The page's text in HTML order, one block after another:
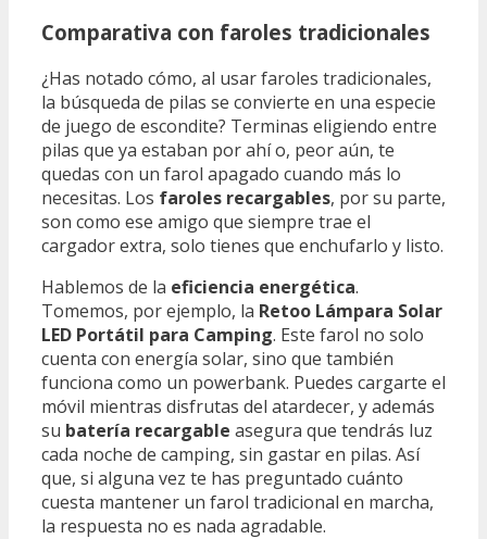
Comparativa con faroles tradicionales
¿Has notado cómo, al usar faroles tradicionales,
la búsqueda de pilas se convierte en una especie
de juego de escondite? Terminas eligiendo entre
pilas que ya estaban por ahí o, peor aún, te
quedas con un farol apagado cuando más lo
necesitas. Los faroles recargables, por su parte,
son como ese amigo que siempre trae el
cargador extra, solo tienes que enchufarlo y listo.
Hablemos de la eficiencia energética.
Tomemos, por ejemplo, la Retoo Lámpara Solar
LED Portátil para Camping. Este farol no solo
cuenta con energía solar, sino que también
funciona como un powerbank. Puedes cargarte el
móvil mientras disfrutas del atardecer, y además
su batería recargable asegura que tendrás luz
cada noche de camping, sin gastar en pilas. Así
que, si alguna vez te has preguntado cuánto
cuesta mantener un farol tradicional en marcha,
la respuesta no es nada agradable.